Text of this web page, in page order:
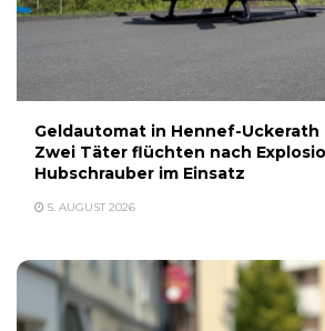
Geldautomat in Hennef-Uckerath
Zwei Täter flüchten nach
Hubschrauber im Einsatz
5. AUGUST 2026